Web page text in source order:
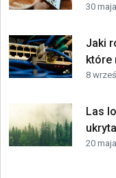
30
Jaki
które
8
Las
20